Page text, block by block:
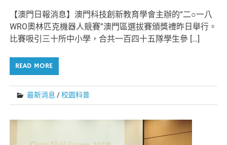
【澳門日報消息】澳門科技創新教育學會主辦的“二○一八
WRO奧林匹克機器人競賽”澳門區選拔賽頒獎禮昨日舉行。
比賽吸引三十所中小學，合共一百四十五隊學生參 […]
READ MORE
最新消息 /校園科普